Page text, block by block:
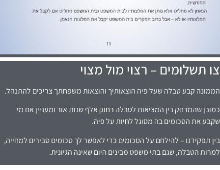
צו תשלומים – רצוי מול מצוי
הממונה קבע טבלה שעל פיה הוצאותיך והוצאות משפחתך צריכים להתנהל.
כמובן שהמרחק בין המציאות לטבלה רחוק אלף שנות אור ומעניין אם מי
שקבע את הסכומים בה מסוגל לחיות על פיה.
בין תפקידנו – להילחם על הסכומים כדי לאפשרלך סכומים סבירים למחייה,
למרות הטבלה, שגםבתי משפט מבינים היום שאינה הגיונית.